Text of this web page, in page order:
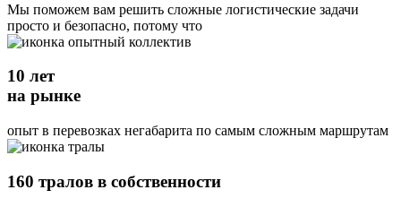
Мы поможем вам решить сложные логистические задачи
просто и безопасно, потому что
10 лет
на рынке
опыт в перевозках негабарита по самым сложным маршрутам
160 тралов в собственности